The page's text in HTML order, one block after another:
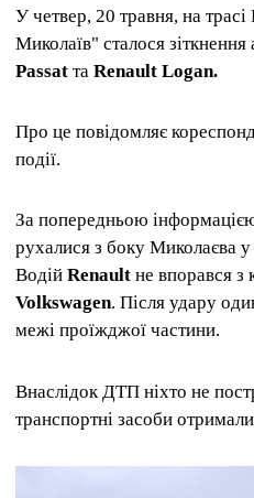
У четвер, 20 травня, на
Миколаїв" сталося зіткнення
Passat та Renault Logan.
Про це повідомляє
події.
За попередньою
рухалися з боку Миколаєва
Водій Renault не впорався з
Volkswagen. Після удару
межі проїжджої частини.
Внаслідок ДТП ніхто не
транспортні засоби